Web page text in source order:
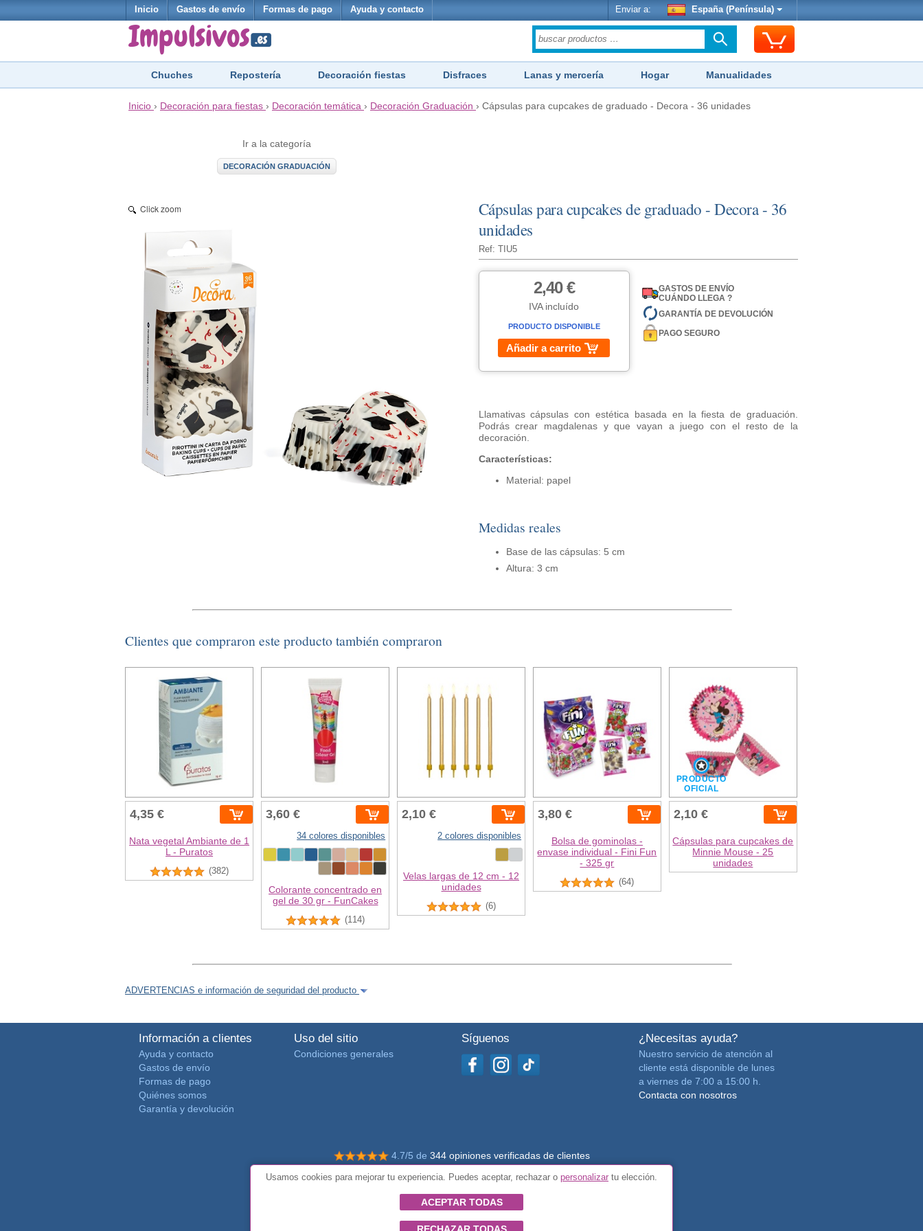
Inicio Gastos de envío Formas de pago Ayuda y contacto Enviar a: España (Península)
Chuches Repostería Decoración fiestas Disfraces Lanas y mercería Hogar Manualidades
Inicio › Decoración para fiestas › Decoración temática › Decoración Graduación › Cápsulas para cupcakes de graduado - Decora - 36 unidades
Ir a la categoría
DECORACIÓN GRADUACIÓN
Cápsulas para cupcakes de graduado - Decora - 36
unidades
Ref: TIU5
Click zoom
2,40 €
IVA incluído
PRODUCTO DISPONIBLE
Añadir a carrito
GASTOS DE ENVÍO
CUÁNDO LLEGA ?
GARANTÍA DE DEVOLUCIÓN
PAGO SEGURO
Llamativas cápsulas con estética basada en la fiesta de graduación.
Podrás crear magdalenas y que vayan a juego con el resto de la
decoración.
Características:
Material: papel
Medidas reales
Base de las cápsulas: 5 cm
Altura: 3 cm
Clientes que compraron este producto también compraron
4,35 €
Nata vegetal Ambiante de 1
L - Puratos
(382)
3,60 €
34 colores disponibles
Colorante concentrado en
gel de 30 gr - FunCakes
(114)
2,10 €
2 colores disponibles
Velas largas de 12 cm - 12
unidades
(6)
3,80 €
Bolsa de gominolas -
envase individual - Fini Fun
- 325 gr
(64)
PRODUCTO
OFICIAL
2,10 €
Cápsulas para cupcakes de
Minnie Mouse - 25
unidades
ADVERTENCIAS e información de seguridad del producto
Información a clientes
Ayuda y contacto
Gastos de envío
Formas de pago
Quiénes somos
Garantía y devolución
Uso del sitio
Condiciones generales
Síguenos ¿Necesitas ayuda?
Nuestro servicio de atención al
cliente está disponible de lunes
a viernes de 7:00 a 15:00 h.
Contacta con nosotros
4.7/5 de 344 opiniones verificadas de clientes
© Todos los derechos reservados Impulsivos
Usamos cookies para mejorar tu experiencia. Puedes aceptar, rechazar o personalizar tu elección.
ACEPTAR TODAS